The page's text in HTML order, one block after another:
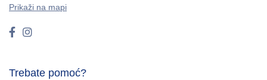
Prikaži na mapi
Trebate pomoć?